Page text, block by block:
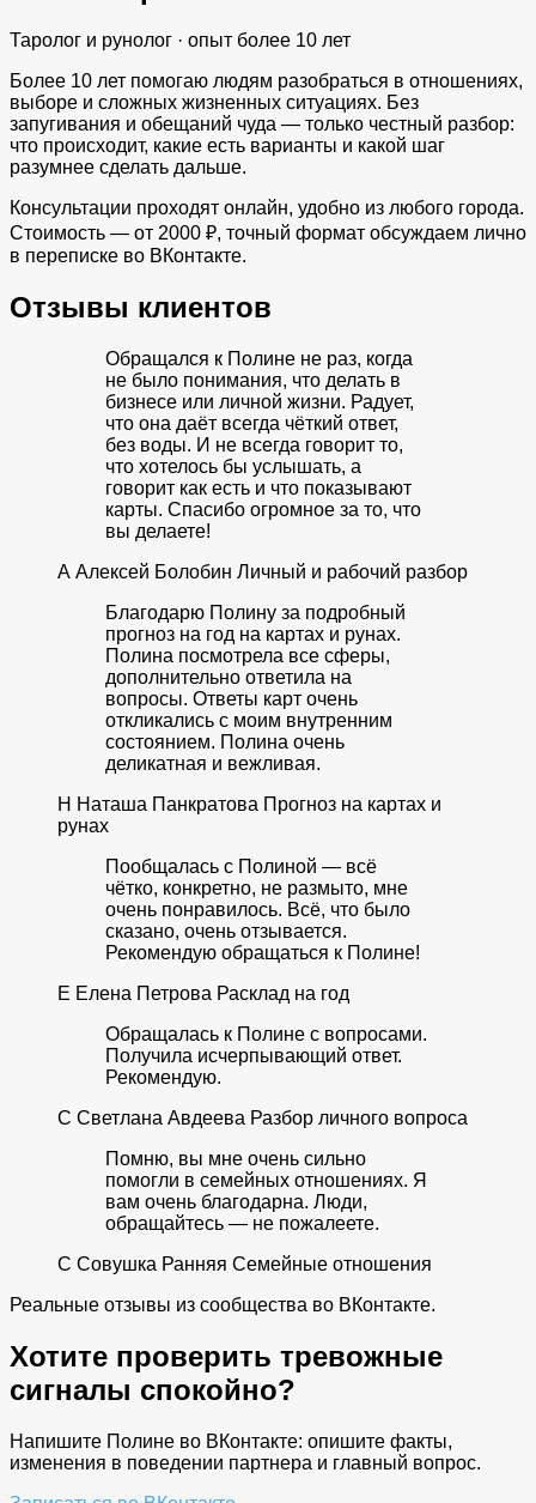
Таролог и рунолог · опыт более 10 лет
Более 10 лет помогаю людям разобраться в отношениях,
выборе и сложных жизненных ситуациях. Без
запугивания и обещаний чуда — только честный разбор:
что происходит, какие есть варианты и какой шаг
разумнее сделать дальше.
Консультации проходят онлайн, удобно из любого города.
Стоимость — от 2000 ₽, точный формат обсуждаем лично
в переписке во ВКонтакте.
Отзывы клиентов
Обращался к Полине не раз, когда
не было понимания, что делать в
бизнесе или личной жизни. Радует,
что она даёт всегда чёткий ответ,
без воды. И не всегда говорит то,
что хотелось бы услышать, а
говорит как есть и что показывают
карты. Спасибо огромное за то, что
вы делаете!
А Алексей Болобин Личный и рабочий разбор
Благодарю Полину за подробный
прогноз на год на картах и рунах.
Полина посмотрела все сферы,
дополнительно ответила на
вопросы. Ответы карт очень
откликались с моим внутренним
состоянием. Полина очень
деликатная и вежливая.
Н Наташа Панкратова Прогноз на картах и
рунах
Пообщалась с Полиной — всё
чётко, конкретно, не размыто, мне
очень понравилось. Всё, что было
сказано, очень отзывается.
Рекомендую обращаться к Полине!
Е Елена Петрова Расклад на год
Обращалась к Полине с вопросами.
Получила исчерпывающий ответ.
Рекомендую.
С Светлана Авдеева Разбор личного вопроса
Помню, вы мне очень сильно
помогли в семейных отношениях. Я
вам очень благодарна. Люди,
обращайтесь — не пожалеете.
С Совушка Ранняя Семейные отношения
Реальные отзывы из сообщества во ВКонтакте.
Хотите проверить тревожные
сигналы спокойно?
Напишите Полине во ВКонтакте: опишите факты,
изменения в поведении партнера и главный вопрос.